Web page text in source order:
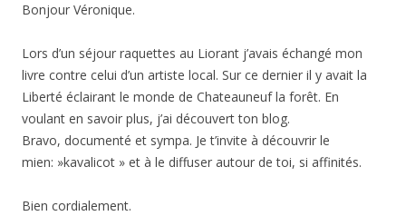
Bonjour Véronique.
Lors d’un séjour raquettes au Liorant j’avais échangé mon
livre contre celui d’un artiste local. Sur ce dernier il y avait la
Liberté éclairant le monde de Chateauneuf la forêt. En
voulant en savoir plus, j’ai découvert ton blog.
Bravo, documenté et sympa. Je t’invite à découvrir le
mien: »kavalicot » et à le diffuser autour de toi, si affinités.
Bien cordialement.